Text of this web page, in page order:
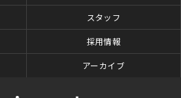
スタッフ
採用情報
アーカイブ